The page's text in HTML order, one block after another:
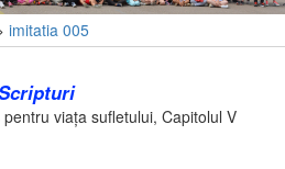
imitatia 005
viaţa sufletului, Capitolul V